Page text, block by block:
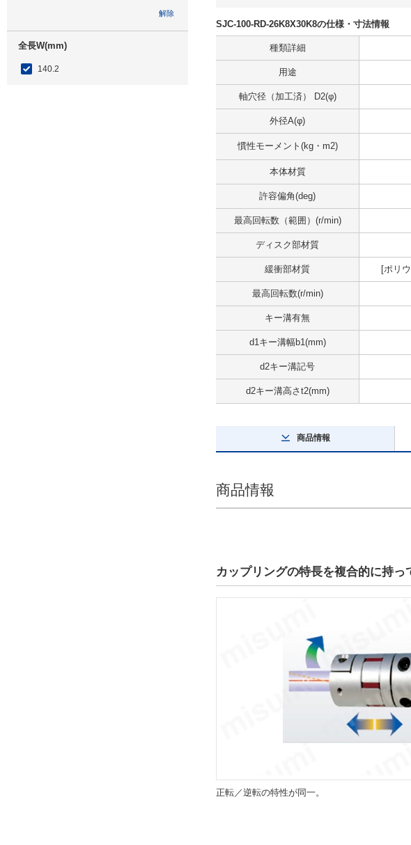
解除
全長W(mm)
140.2
SJC-100-RD-26K8X30K8の仕様・寸法情報
種類詳細
用途
軸穴径（加工済） D2(φ)
外径A(φ)
慣性モーメント(kg・m2)
本体材質
許容偏角(deg)
最高回転数（範囲）(r/min)
ディスク部材質
緩衝部材質 [ポリ
最高回転数(r/min)
キー溝有無
d1キー溝幅b1(mm)
d2キー溝記号
d2キー溝高さt2(mm)
商品情報
商品情報
カップリングの特長を複合的に持っ
正転／逆転の特性が同一。